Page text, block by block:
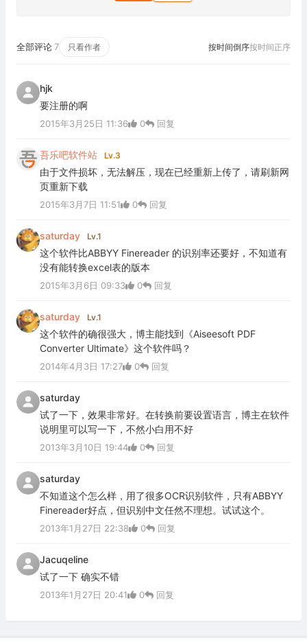
全部评论 7 只看作者 按时间倒序按时间正序
hjk
要注册的啊
2015年3月25日 11:36 0 回复
吾乐吧软件站 Lv.3
由于文件损坏，无法解压，现在已经重新上传了，请刷新网
页重新下载
2015年3月7日 11:51 0 回复
saturday Lv.1
这个软件比ABBYY Finereader 的识别率还要好，不知道有
没有能转换excel表的版本
2015年3月6日 09:33 0 回复
saturday Lv.1
这个软件的确很强大，博主能找到《Aiseesoft PDF
Converter Ultimate》这个软件吗？
2014年4月3日 17:27 0 回复
saturday
试了一下，效果非常好。在转换前要设置语言，博主在软件
说明里可以写一下，不然小白用不好
2013年3月10日 19:44 0 回复
saturday
不知道这个怎么样，用了很多OCR识别软件，只有ABBYY
Finereader好点，但识别中文任然不理想。试试这个。
2013年1月27日 22:38 0 回复
Jacuqeline
试了一下 确实不错
2013年1月27日 20:41 0 回复